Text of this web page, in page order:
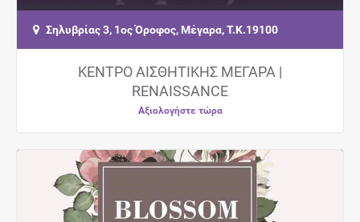
Μάρτιο του 1999, δηλαδή μετράει 19 χρόνια…
Σηλυβρίας 3, 1ος Όροφος, Μέγαρα, Τ.Κ.19100
ΚΕΝΤΡΟ ΑΙΣΘΗΤΙΚΗΣ ΜΕΓΑΡΑ |
RENAISSANCE
Αξιολογήστε τώρα